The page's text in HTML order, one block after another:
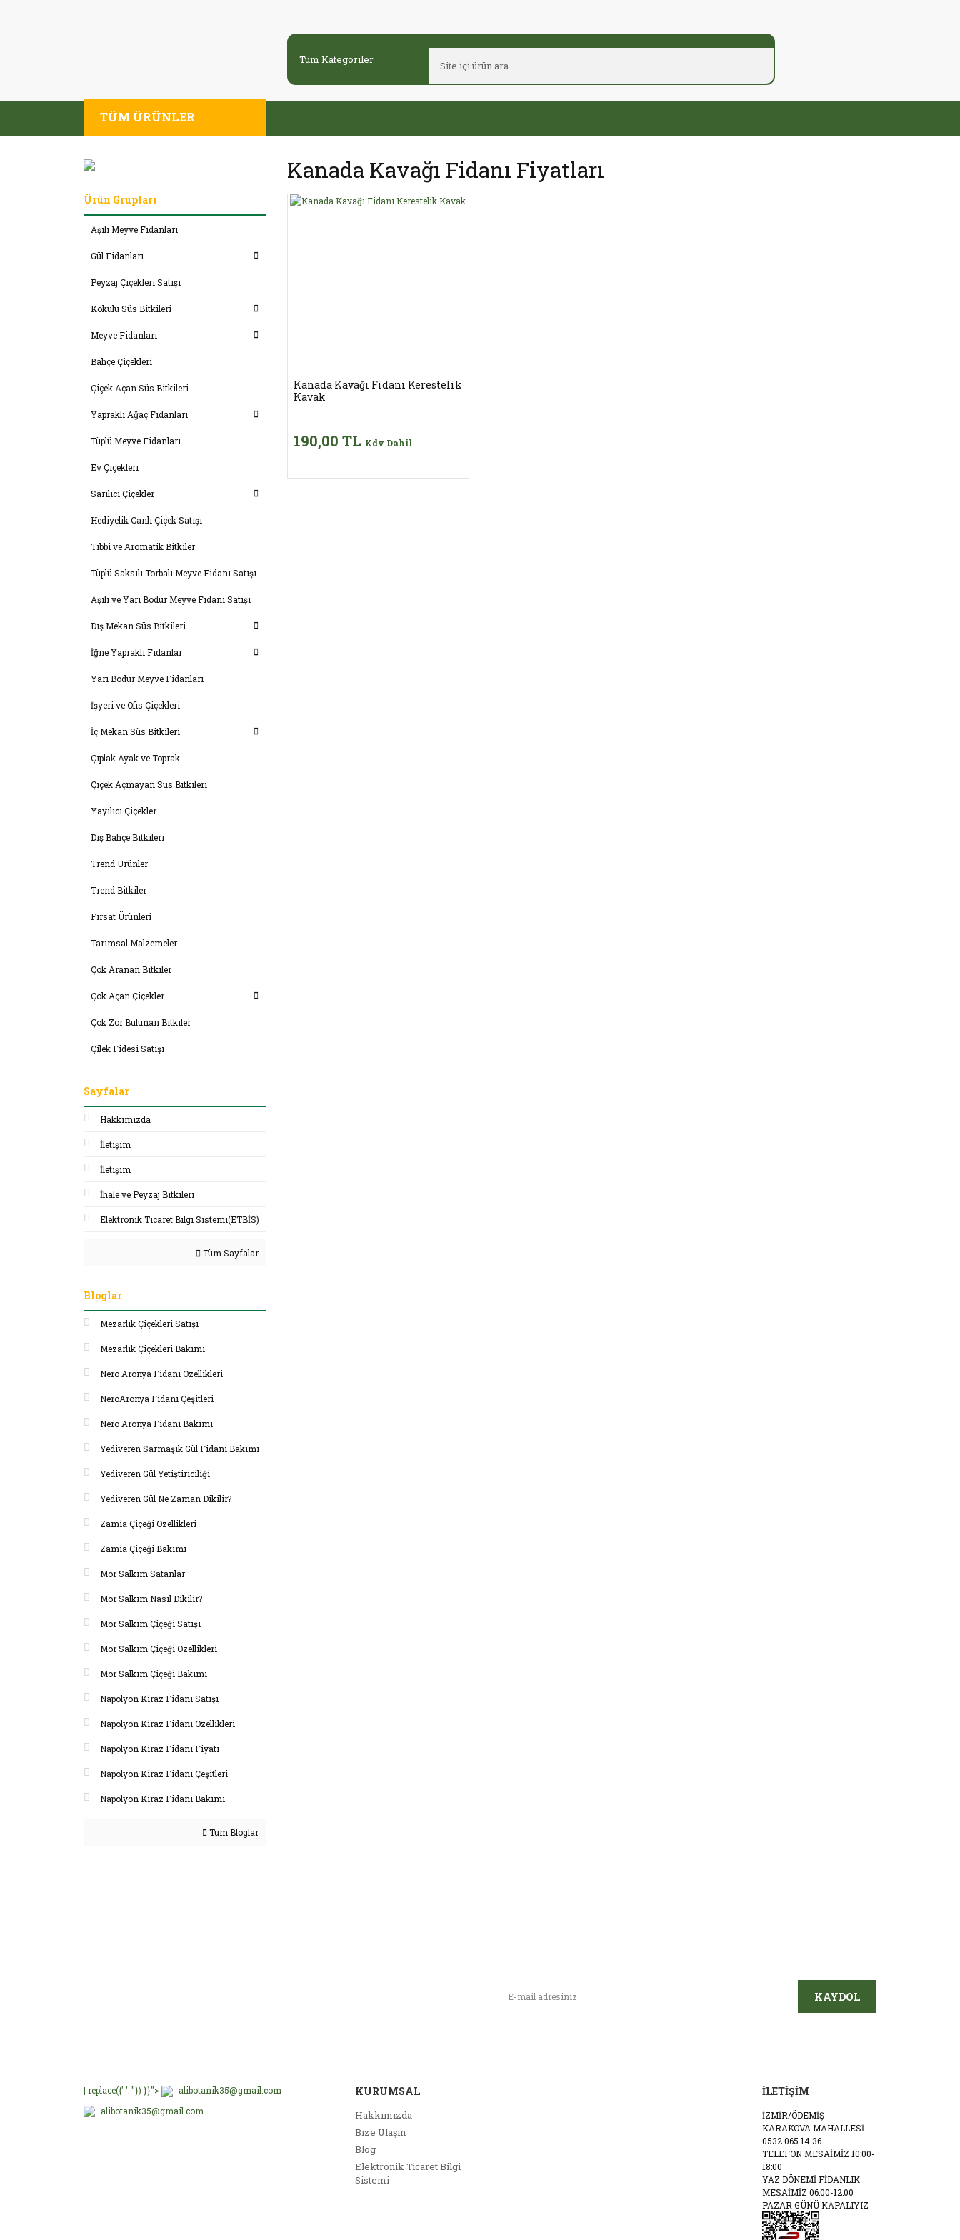
TÜM ÜRÜNLER
Ürün Grupları
Aşılı Meyve Fidanları
Gül Fidanları
Peyzaj Çiçekleri Satışı
Kokulu Süs Bitkileri
Meyve Fidanları
Bahçe Çiçekleri
Çiçek Açan Süs Bitkileri
Yapraklı Ağaç Fidanları
Tüplü Meyve Fidanları
Ev Çiçekleri
Sarılıcı Çiçekler
Hediyelik Canlı Çiçek Satışı
Tıbbi ve Aromatik Bitkiler
Tüplü Saksılı Torbalı Meyve Fidanı Satışı
Aşılı ve Yarı Bodur Meyve Fidanı Satışı
Dış Mekan Süs Bitkileri
İğne Yapraklı Fidanlar
Yarı Bodur Meyve Fidanları
İşyeri ve Ofis Çiçekleri
İç Mekan Süs Bitkileri
Çıplak Ayak ve Toprak
Çiçek Açmayan Süs Bitkileri
Yayılıcı Çiçekler
Dış Bahçe Bitkileri
Trend Ürünler
Trend Bitkiler
Fırsat Ürünleri
Tarımsal Malzemeler
Çok Aranan Bitkiler
Çok Açan Çiçekler
Çok Zor Bulunan Bitkiler
Çilek Fidesi Satışı
Sayfalar
Hakkımızda
İletişim
İletişim
İhale ve Peyzaj Bitkileri
Elektronik Ticaret Bilgi Sistemi(ETBİS)
Tüm Sayfalar
Bloglar
Mezarlık Çiçekleri Satışı
Mezarlık Çiçekleri Bakımı
Nero Aronya Fidanı Özellikleri
NeroAronya Fidanı Çeşitleri
Nero Aronya Fidanı Bakımı
Yediveren Sarmaşık Gül Fidanı Bakımı
Yediveren Gül Yetiştiriciliği
Yediveren Gül Ne Zaman Dikilir?
Zamia Çiçeği Özellikleri
Zamia Çiçeği Bakımı
Mor Salkım Satanlar
Mor Salkım Nasıl Dikilir?
Mor Salkım Çiçeği Satışı
Mor Salkım Çiçeği Özellikleri
Mor Salkım Çiçeği Bakımı
Napolyon Kiraz Fidanı Satışı
Napolyon Kiraz Fidanı Özellikleri
Napolyon Kiraz Fidanı Fiyatı
Napolyon Kiraz Fidanı Çeşitleri
Napolyon Kiraz Fidanı Bakımı
Tüm Bloglar
Kanada Kavağı Fidanı Fiyatları
Kanada Kavağı Fidanı Kerestelik
Kavak
190,00 TL Kdv Dahil
KAYDOL
| replace({' ': ''}) }}">
alibotanik35@gmail.com
alibotanik35@gmail.com
KURUMSAL
Hakkımızda
Bize Ulaşın
Blog
Elektronik Ticaret Bilgi
Sistemi
İLETİŞİM
İZMİR/ÖDEMİŞ
KARAKOVA MAHALLESİ
0532 065 14 36
TELEFON MESAİMİZ 10:00-
18:00
YAZ DÖNEMİ FİDANLIK
MESAİMİZ 06:00-12:00
PAZAR GÜNÜ KAPALIYIZ